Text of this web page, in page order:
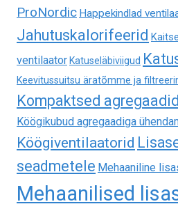
ProNordic Happekindlad
Jahutuskalorifeerid
ventilaator Katuseläbiviigud
Keevitussuitsu äratõmme ja
Kompaktsed agregaadid
Köögikubud agregaadiga
Köögiventilaatorid
seadmetele Mehaaniline
Mehaanilised